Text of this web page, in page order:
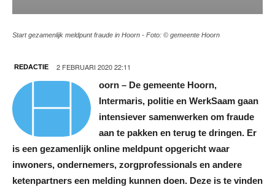
Start gezamenlijk meldpunt fraude in Hoorn - Foto: © gemeente Hoorn
REDACTIE 2 FEBRUARI 2020 22:11
H
oorn – De gemeente Hoorn,
Intermaris, politie en WerkSaam gaan
intensiever samenwerken om fraude
aan te pakken en terug te dringen. Er
is een gezamenlijk online meldpunt opgericht waar
inwoners, ondernemers, zorgprofessionals en andere
ketenpartners een melding kunnen doen. Deze is te vinden